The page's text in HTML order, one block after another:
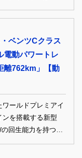
ベンツCクラス
電動パワートレ
離762km」【動
ールドプレミアイ
を搭載する新型
回生能力を持つブ